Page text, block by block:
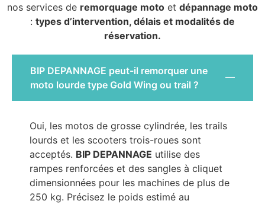
nos services de remorquage moto et dépannage moto
: types d’intervention, délais et modalités de
réservation.
BIP DEPANNAGE peut-il remorquer une
moto lourde type Gold Wing ou trail ?
Oui, les motos de grosse cylindrée, les trails
lourds et les scooters trois-roues sont
acceptés. BIP DEPANNAGE utilise des
rampes renforcées et des sangles à cliquet
dimensionnées pour les machines de plus de
250 kg. Précisez le poids estimé au